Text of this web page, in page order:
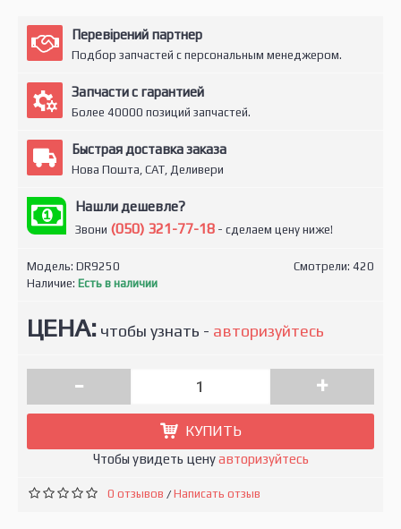
Перевірений партнер
Подбор запчастей с персональным менеджером.
Запчасти с гарантией
Более 40000 позиций запчастей.
Быстрая доставка заказа
Нова Пошта, САТ, Деливери
Нашли дешевле?
Звони (050) 321-77-18 - сделаем цену ниже!
Смотрели: 420
Модель: DR9250
Наличие: Есть в наличии
ЦЕНА: чтобы узнать - авторизуйтесь
- +
КУПИТЬ
Чтобы увидеть ценуавторизуйтесь
0 отзывов /Написать отзыв